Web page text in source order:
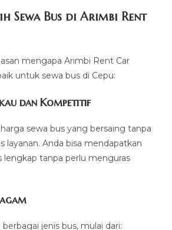
Sewa Bus di Arimbi Rent
mengapa Arimbi Rent Car
untuk sewa bus di Cepu:
dan Kompetitif
sewa bus yang bersaing tanpa
layanan. Anda bisa mendapatkan
lengkap tanpa perlu menguras
jenis bus, mulai dari: